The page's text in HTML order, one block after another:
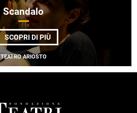
Scandalo
SCOPRI DI PIÙDI
SCANDALO
TEATRO ARIOSTO